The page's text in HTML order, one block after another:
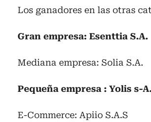
Los ganadores en las otras
Gran empresa: Esenttia S.A.
Mediana empresa: Solia S.A.
Pequeña empresa : Yolis s-
E-Commerce: Apiio S.A.S